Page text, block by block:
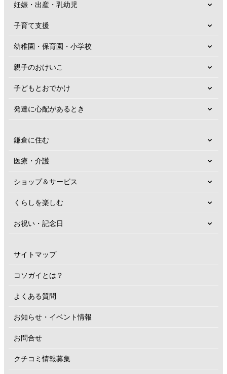
妊娠・出産・乳幼児
子育て支援
幼稚園・保育園・小学校
親子のおけいこ
子どもとおでかけ
発達に心配があるとき
鎌倉に住む
医療・介護
ショップ＆サービス
くらしを楽しむ
お祝い・記念日
サイトマップ
コソガイとは？
よくある質問
お知らせ・イベント情報
お問合せ
クチコミ情報募集